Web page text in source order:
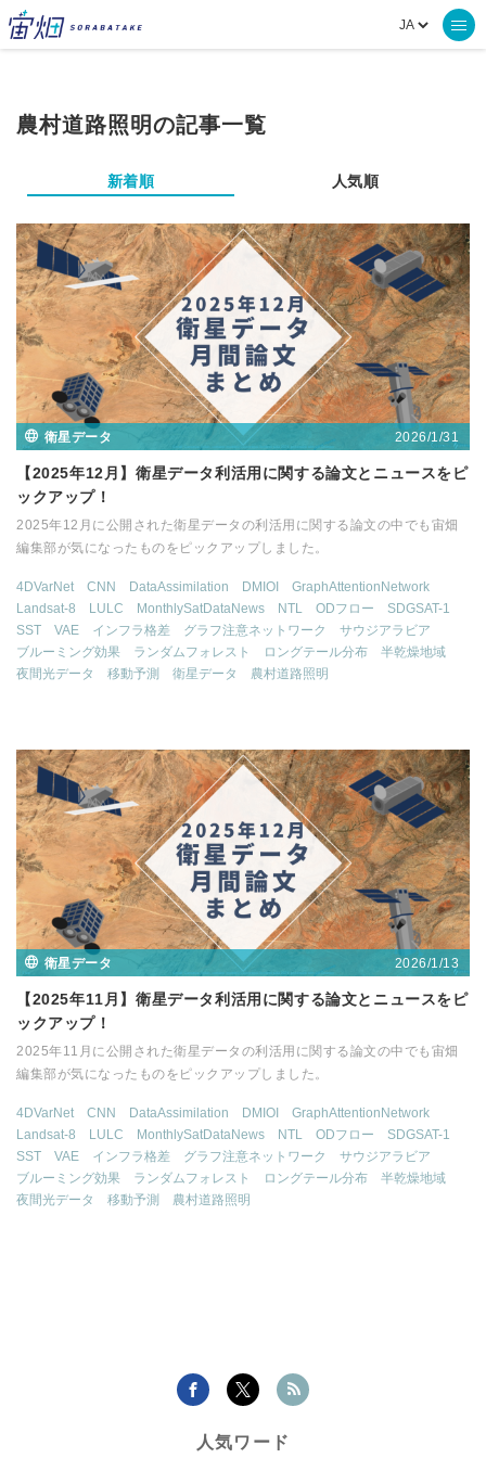
農村道路照明の記事一覧
新着順 人気順
衛星データ 2026/1/31
【2025年12月】衛星データ利活用に関する論文とニュースをピ
ックアップ！
2025年12月に公開された衛星データの利活用に関する論文の中でも宙畑
編集部が気になったものをピックアップしました。
4DVarNet CNN DataAssimilation DMIOI
GraphAttentionNetwork
Landsat-8
LULC MonthlySatDataNews NTL ODフロー
SDGSAT-1
SST
VAE インフラ格差 グラフ注意ネットワーク
サウジアラビア
ブルーミング効果
ランダムフォレスト ロングテール分布
半乾燥地域
夜間光データ
移動予測 衛星データ 農村道路照明
衛星データ 2026/1/13
【2025年11月】衛星データ利活用に関する論文とニュースをピ
ックアップ！
2025年11月に公開された衛星データの利活用に関する論文の中でも宙畑
編集部が気になったものをピックアップしました。
4DVarNet CNN DataAssimilation DMIOI
GraphAttentionNetwork
Landsat-8
LULC MonthlySatDataNews NTL ODフロー
SDGSAT-1
SST
VAE インフラ格差 グラフ注意ネットワーク
サウジアラビア
ブルーミング効果
ランダムフォレスト ロングテール分布
半乾燥地域
夜間光データ
移動予測 農村道路照明
人気ワード